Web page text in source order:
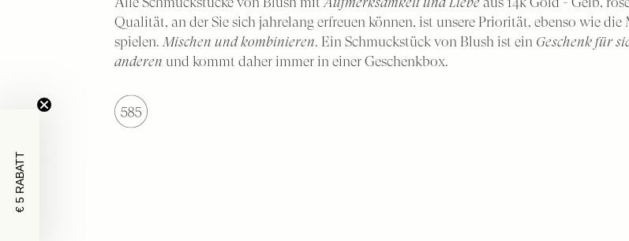
Qualität, an der Sie sich jahrelang erfreuen können, ist unsere Priorität, ebenso wie
spielen. Mischen und kombinieren. Ein Schmuckstück von Blush ist ein Geschenk für
anderen und kommt daher immer in einer Geschenkbox.
€ 5 RABATT